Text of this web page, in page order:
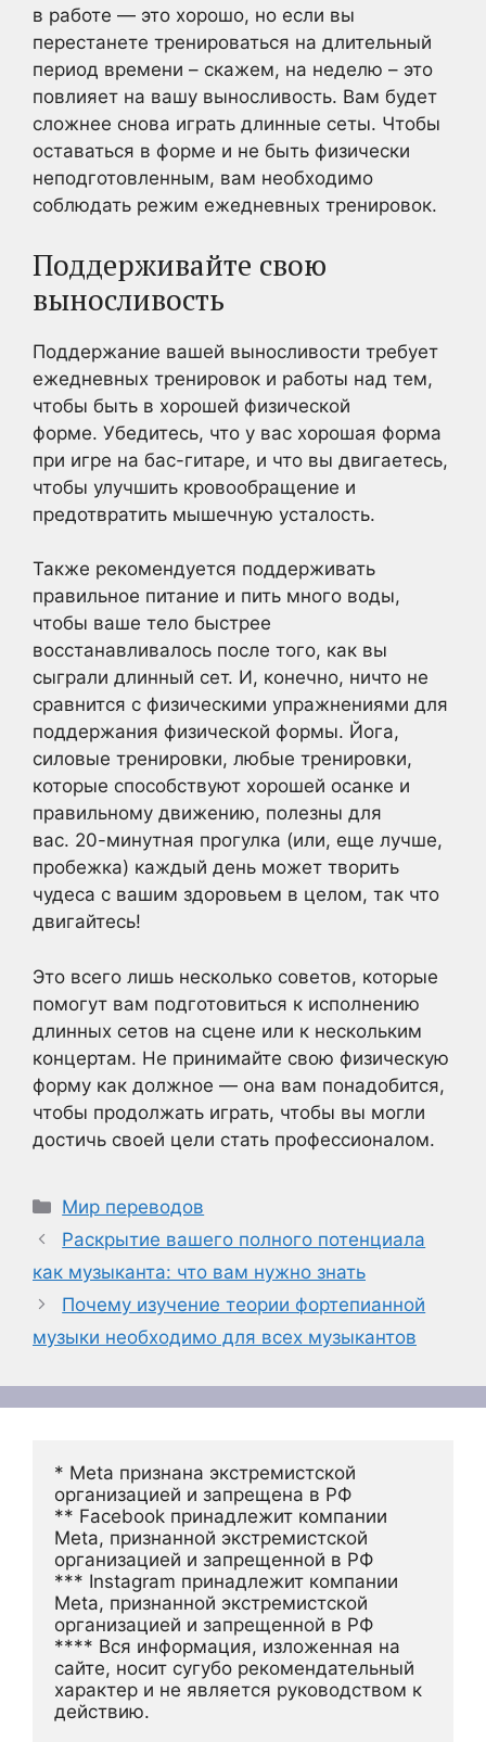
в работе — это хорошо, но если вы
перестанете тренироваться на длительный
период времени – скажем, на неделю – это
повлияет на вашу выносливость. Вам будет
сложнее снова играть длинные сеты. Чтобы
оставаться в форме и не быть физически
неподготовленным, вам необходимо
соблюдать режим ежедневных тренировок.
Поддерживайте свою
выносливость
Поддержание вашей выносливости требует
ежедневных тренировок и работы над тем,
чтобы быть в хорошей физической
форме. Убедитесь, что у вас хорошая форма
при игре на бас-гитаре, и что вы двигаетесь,
чтобы улучшить кровообращение и
предотвратить мышечную усталость.
Также рекомендуется поддерживать
правильное питание и пить много воды,
чтобы ваше тело быстрее
восстанавливалось после того, как вы
сыграли длинный сет. И, конечно, ничто не
сравнится с физическими упражнениями для
поддержания физической формы. Йога,
силовые тренировки, любые тренировки,
которые способствуют хорошей осанке и
правильному движению, полезны для
вас. 20-минутная прогулка (или, еще лучше,
пробежка) каждый день может творить
чудеса с вашим здоровьем в целом, так что
двигайтесь!
Это всего лишь несколько советов, которые
помогут вам подготовиться к исполнению
длинных сетов на сцене или к нескольким
концертам. Не принимайте свою физическую
форму как должное — она вам понадобится,
чтобы продолжать играть, чтобы вы могли
достичь своей цели стать профессионалом.
Рубрики
Мир переводов
Раскрытие вашего полного потенциала
как музыканта: что вам нужно знать
Почему изучение теории фортепианной
музыки необходимо для всех музыкантов
* Meta признана экстремистской
организацией и запрещена в РФ
** Facebook принадлежит компании
Meta, признанной экстремистской
организацией и запрещенной в РФ
*** Instagram принадлежит компании
Meta, признанной экстремистской
организацией и запрещенной в РФ
**** Вся информация, изложенная на
сайте, носит сугубо рекомендательный
характер и не является руководством к
действию.